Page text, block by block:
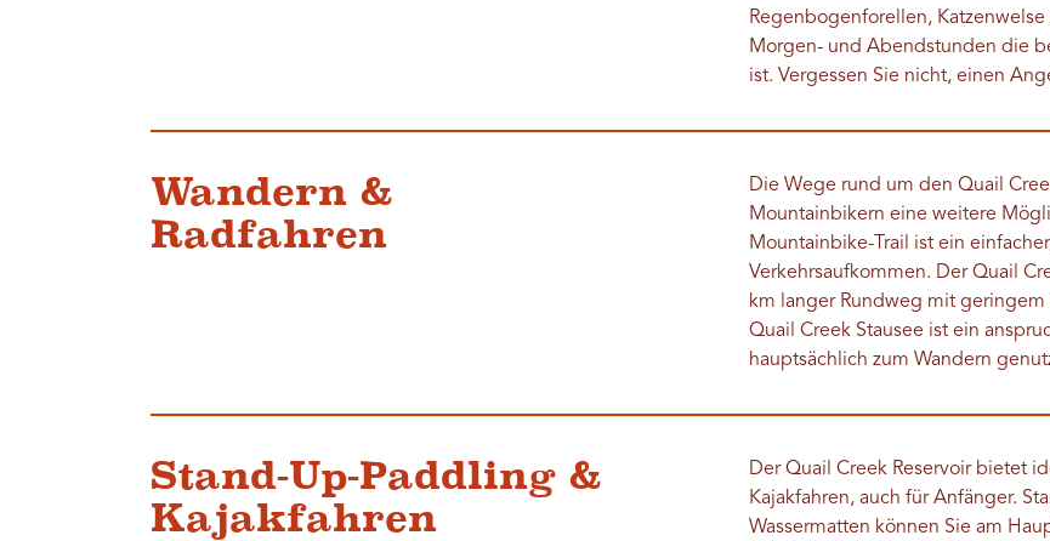
Regenbogenforellen,
Morgen- und Abendstunden die
ist. Vergessen Sie nicht, einen
Wandern &
Radfahren
Die Wege rund um den Quail
Mountainbikern eine weitere
Mountainbike-Trail ist ein
Verkehrsaufkommen. Der Quail
km langer Rundweg mit
Quail Creek Stausee ist ein
hauptsächlich zum Wandern
Stand-Up-Paddling &
Kajakfahren
Der Quail Creek Reservoir bietet
Kajakfahren, auch für Anfänger.
Wassermatten können Sie am